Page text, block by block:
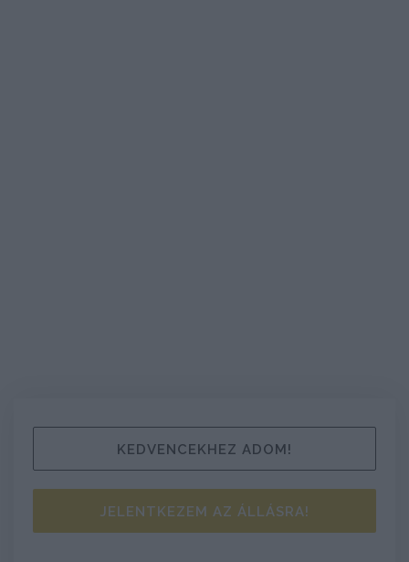
KEDVENCEKHEZ ADOM!
JELENTKEZEM AZ ÁLLÁSRA!